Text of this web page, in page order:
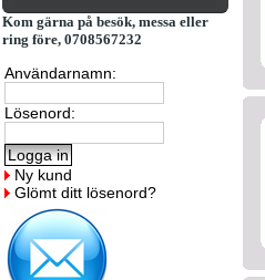
Kom gärna på besök, messa eller
ring före, 0708567232
Användarnamn:
Lösenord:
Ny kund
Glömt ditt lösenord?